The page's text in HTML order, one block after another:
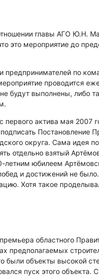
главы АГО Ю.Н.
это мероприятие до
по
проводится
будут выполнены, либо
актива мая 2007
Постановление
округа. Сама идея
отдельно взятый
юбилеем
и достижений не
Хотя такое
областного
предполагаемых
объекты высокой
пуск этого